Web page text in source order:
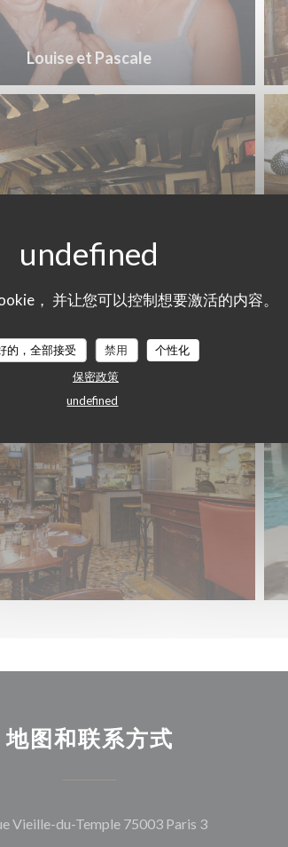
， 并让您可以控制想要激活的内容。
的，全部接受 禁用
个性化
保密政策
undefined
Louise et Pascale
地图和联系方式
Vieille-du-Temple 75003 Paris 3((在新窗口